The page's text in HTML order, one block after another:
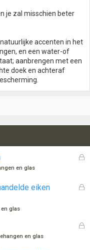
je zal misschien beter
natuurlijke accenten in het
en een water-of
aanbrengen met een
doek en achteraf
G
en glas
G
o
eiken
en glas
G
en glas